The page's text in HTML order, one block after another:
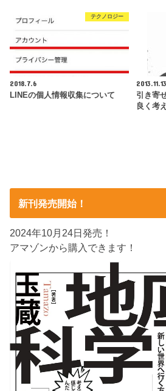
テクノロジー
2018.7.6
LINEの個人情報収集について
2013.11.13
引き寄
良く考
新刊発売開始！
2024年10月24日発売！
アマゾンから購入できます！